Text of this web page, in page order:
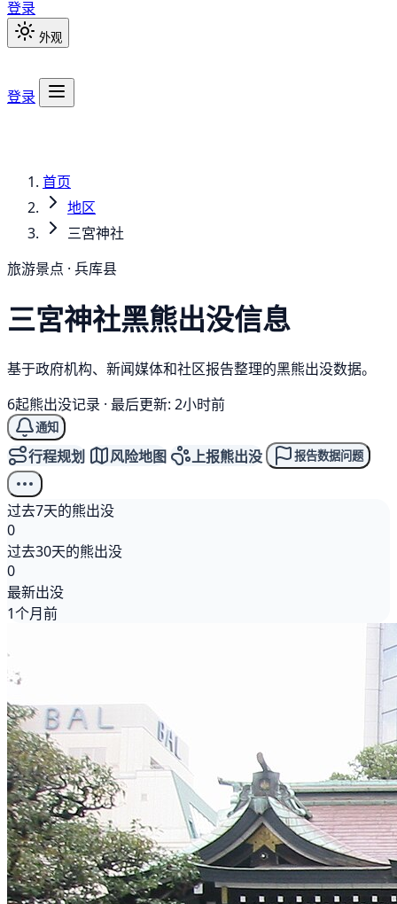
登录
外观
登录
首页
地区
三宮神社
旅游景点 · 兵库县
三宮神社黑熊出没信息
基于政府机构、新闻媒体和社区报告整理的黑熊出没数据。
6起熊出没记录 · 最后更新: 2小时前
通知
行程规划 风险地图 上报熊出没 报告数据问题
过去7天的熊出没
0
过去30天的熊出没
0
最新出没
1个月前